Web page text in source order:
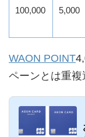
100,000 5,000
WAON POINT
ペーンとは重複